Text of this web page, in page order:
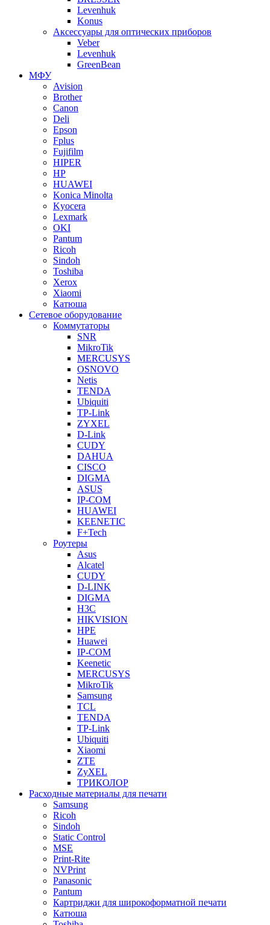
Levenhuk
Konus
Аксессуары для оптических приборов
Veber
Levenhuk
GreenBean
МФУ
Avision
Brother
Canon
Deli
Epson
Fplus
Fujifilm
HIPER
HP
HUAWEI
Konica Minolta
Kyocera
Lexmark
OKI
Pantum
Ricoh
Sindoh
Toshiba
Xerox
Xiaomi
Катюша
Сетевое оборудование
Коммутаторы
SNR
MikroTik
MERCUSYS
OSNOVO
Netis
TENDA
Ubiquiti
TP-Link
ZYXEL
D-Link
CUDY
DAHUA
CISCO
DIGMA
ASUS
IP-COM
HUAWEI
KEENETIC
F+Tech
Роутеры
Asus
Alcatel
CUDY
D-LINK
DIGMA
H3C
HIKVISION
HPE
Huawei
IP-COM
Keenetic
MERCUSYS
MikroTik
Samsung
TCL
TENDA
TP-Link
Ubiquiti
Xiaomi
ZTE
ZyXEL
ТРИКОЛОР
Расходные материалы для печати
Samsung
Ricoh
Sindoh
Static Control
MSE
Print-Rite
NVPrint
Panasonic
Pantum
Картриджи для широкоформатной печати
Катюша